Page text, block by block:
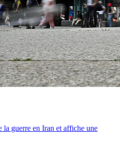
la guerre en Iran et affiche une